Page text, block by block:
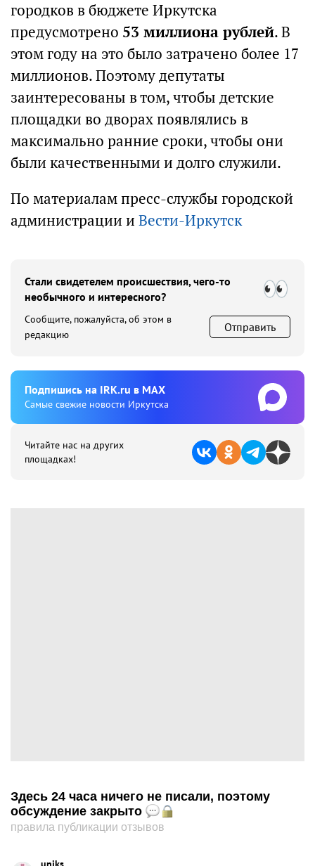
городков в бюджете Иркутска
предусмотрено 53 миллиона рублей. В
этом году на это было затрачено более 17
миллионов. Поэтому депутаты
заинтересованы в том, чтобы детские
площадки во дворах появлялись в
максимально ранние сроки, чтобы они
были качественными и долго служили.
По материалам пресс-службы городской
администрации и Вести-Иркутск
Стали свидетелем происшествия, чего-то
необычного и интересного?
Сообщите, пожалуйста, об этом в
редакцию
Отправить
Подпишиcь на IRK.ru в MAX
Cамые свежие новости Иркутска
Читайте нас на других
площадках!
Здесь 24 часа ничего не писали, поэтому
обсуждение закрыто
правила публикации отзывов